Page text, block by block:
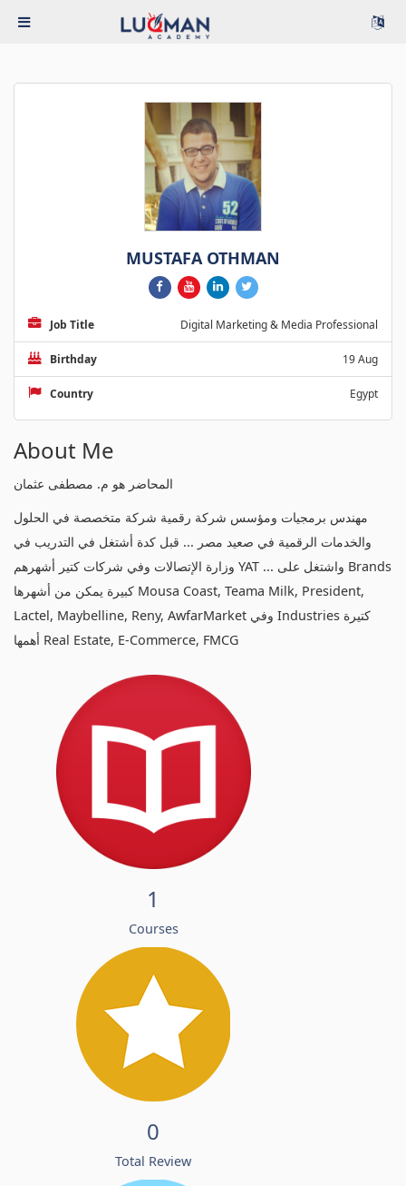
MUSTAFA OTHMAN
Job Title Digital Marketing & Media Professional
Birthday 19 Aug
Country Egypt
About Me
المحاضر هو م. مصطفى عثمان
مهندس برمجيات ومؤسس شركة رقمية شركة متخصصة في الحلول
والخدمات الرقمية في صعيد مصر ... قبل كدة أشتغل في التدريب في
وزارة الإتصالات وفي شركات كتير أشهرهم YAT ... واشتغل على Brands
كبيرة يمكن من أشهرها Mousa Coast, Teama Milk, President,
Lactel, Maybelline, Reny, AwfarMarket وفي Industries كتيرة
أهمها Real Estate, E-Commerce, FMCG
1
Courses
0
Total Review